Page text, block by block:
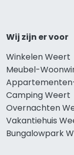
Wij zijn er voor
Winkelen Weert
Meubel-
Camping Weert
Overnachten
Vakantiehuis
Bungalowpark